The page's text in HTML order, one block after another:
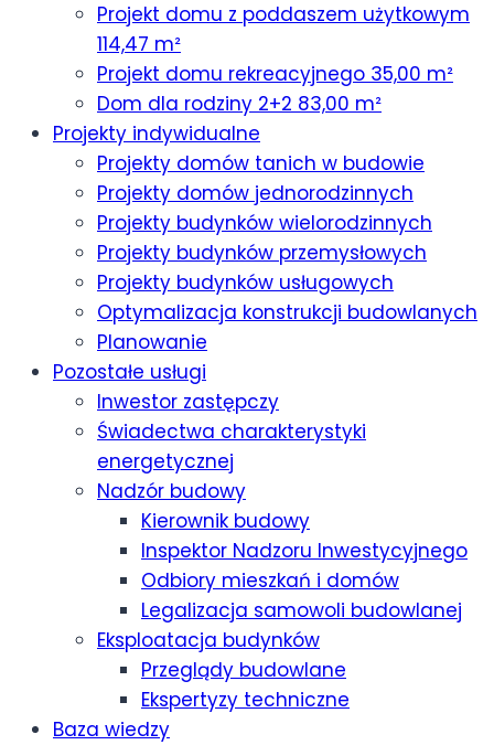
Projekt domu z poddaszem użytkowym
114,47 m²
Projekt domu rekreacyjnego 35,00 m²
Dom dla rodziny 2+2 83,00 m²
Projekty indywidualne
Projekty domów tanich w budowie
Projekty domów jednorodzinnych
Projekty budynków wielorodzinnych
Projekty budynków przemysłowych
Projekty budynków usługowych
Optymalizacja konstrukcji budowlanych
Planowanie
Pozostałe usługi
Inwestor zastępczy
Świadectwa charakterystyki
energetycznej
Nadzór budowy
Kierownik budowy
Inspektor Nadzoru Inwestycyjnego
Odbiory mieszkań i domów
Legalizacja samowoli budowlanej
Eksploatacja budynków
Przeglądy budowlane
Ekspertyzy techniczne
Baza wiedzy